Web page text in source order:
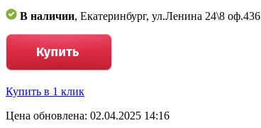
В наличии, Екатеринбург, ул.Ленина 24\8 оф.436
Купить в 1 клик
Цена обновлена: 02.04.2025 14:16